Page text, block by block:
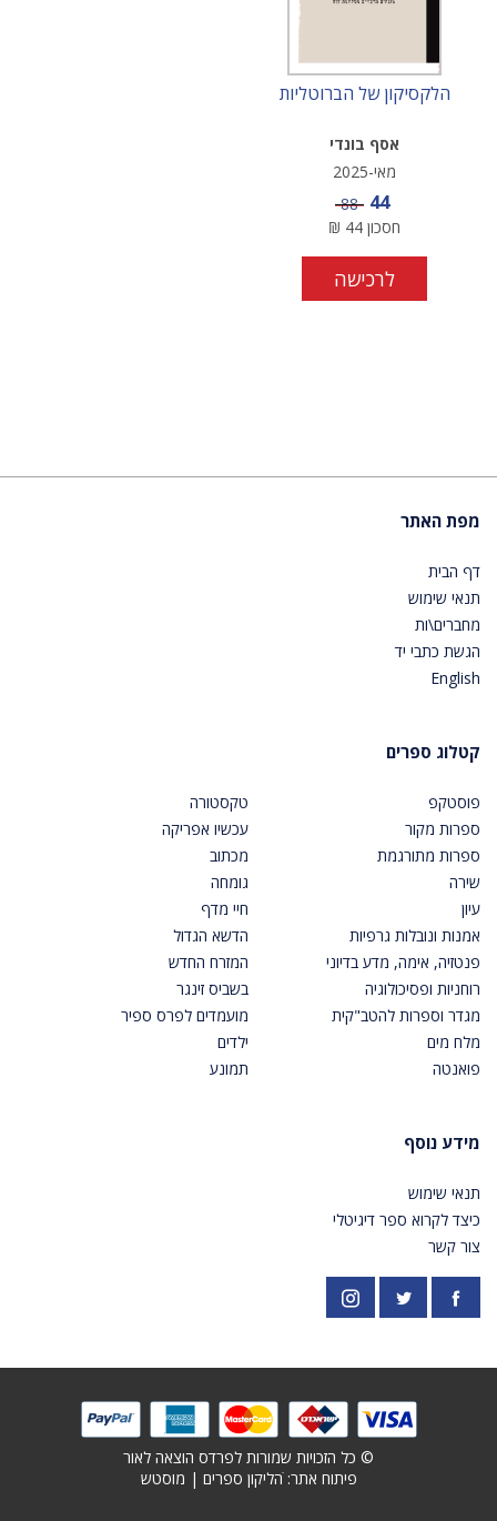
הלקסיקון של הברוטליות
אסף בונדי
מאי-2025
מחיר מבצע
44 מחיר
88
חסכון 44
₪
לרכישה
מפת האתר
דף הבית
תנאי שימוש
מחברים\ות
הגשת כתבי יד
English
קטלוג ספרים
פוסטקפ
ספרות מקור
ספרות מתורגמת
שירה
עיון
אמנות ונובלות גרפיות
פנטזיה, אימה, מדע בדיוני
רוחניות ופסיכולוגיה
מגדר וספרות להטב"קית
מלח מים
פואנטה
טקסטורה
עכשיו אפריקה
מכתוב
גומחה
חיי מדף
הדשא הגדול
המזרח החדש
בשביס זינגר
מועמדים לפרס ספיר
ילדים
תמונע
מידע נוסף
תנאי שימוש
כיצד לקרוא ספר דיגיטלי
צור קשר
פייסבוק https://twitter.com/PardesPublish
אינסטגרם
© כל הזכויות שמורות לפרדס הוצאה לאור
פיתוח אתר: ׁהליקון ספרים | מוסטש